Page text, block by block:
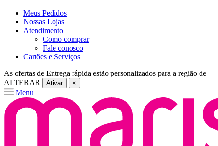
Meus Pedidos
Nossas Lojas
Atendimento
Como comprar
Fale conosco
Cartões e Serviços
As ofertas de Entrega rápida estão personalizados para a região de
ALTERAR
Ativar ×
Menu